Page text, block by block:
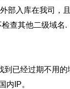
部入库在我司，
查其他二级域名.
到已经过期不用
内IP。